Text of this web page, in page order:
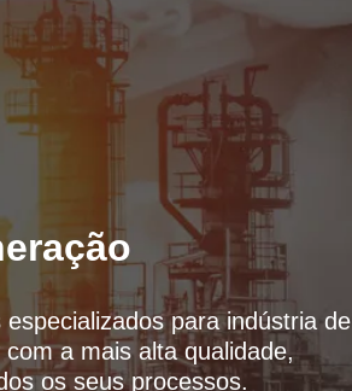
para indústria de
a mais alta qualidade,
os seus processos.